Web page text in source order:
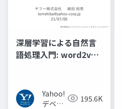
深層学習による自然言
語処理入門: word2vec
Yahoo!
デベロ
195.6K